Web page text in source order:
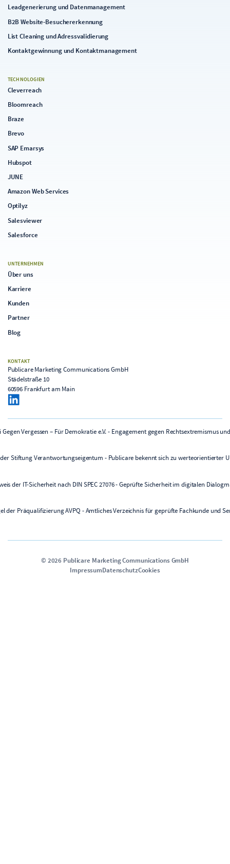
Leadgenerierung und Datenmanagement
B2B Website-Besuchererkennung
List Cleaning und Adressvalidierung
Kontaktgewinnung und Kontaktmanagement
TECHNOLOGIEN
Cleverreach
Bloomreach
Braze
Brevo
SAP Emarsys
Hubspot
JUNE
Amazon Web Services
Optilyz
Salesviewer
Salesforce
UNTERNEHMEN
Über uns
Karriere
Kunden
Partner
Blog
KONTAKT
Publicare Marketing Communications GmbH
Städelstraße 10
60596 Frankfurt am Main
© 2026 Publicare Marketing Communications GmbH
ImpressumDatenschutzCookies